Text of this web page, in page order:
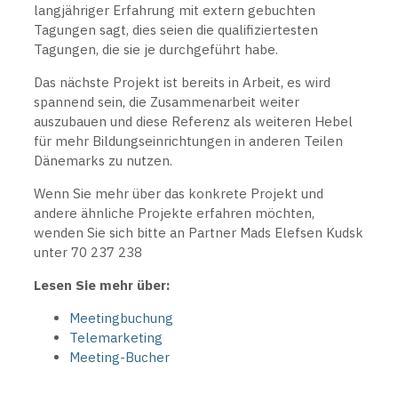
langjähriger Erfahrung mit extern gebuchten
Tagungen sagt, dies seien die qualifiziertesten
Tagungen, die sie je durchgeführt habe.
Das nächste Projekt ist bereits in Arbeit, es wird
spannend sein, die Zusammenarbeit weiter
auszubauen und diese Referenz als weiteren Hebel
für mehr Bildungseinrichtungen in anderen Teilen
Dänemarks zu nutzen.
Wenn Sie mehr über das konkrete Projekt und
andere ähnliche Projekte erfahren möchten,
wenden Sie sich bitte an Partner Mads Elefsen Kudsk
unter 70 237 238
Lesen Sie mehr über:
Meetingbuchung
Telemarketing
Meeting-Bucher